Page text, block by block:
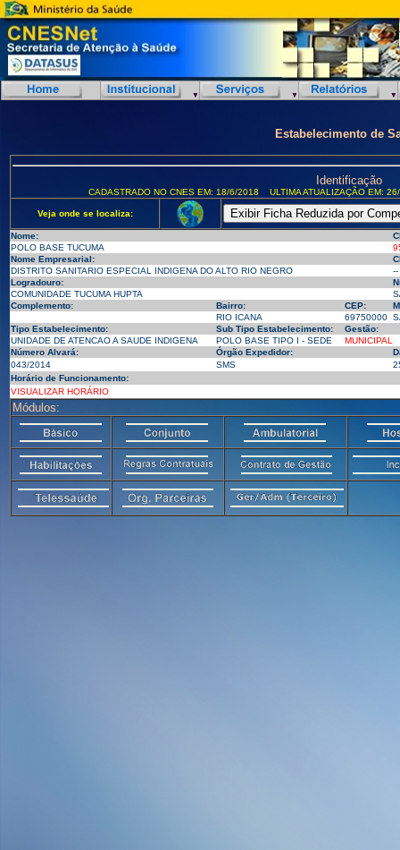
Estabelecimento de
Identificação
CADASTRADO NO CNES EM: 18/6/2018 ULTIMA ATUALIZAÇÃO EM:
Veja onde se localiza:
Nome:
POLO BASE TUCUMA
Nome Empresarial:
DISTRITO SANITARIO ESPECIAL INDIGENA DO ALTO RIO NEGRO
--
Logradouro:
COMUNIDADE TUCUMA HUPTA
Complemento:
Bairro: CEP:
RIO ICANA
69750000
Tipo Estabelecimento:
Sub Tipo Estabelecimento:
Gestão:
UNIDADE DE ATENCAO A SAUDE INDIGENA
POLO BASE TIPO I - SEDE
MUNICIPAL
Número Alvará:
Órgão Expedidor:
043/2014
SMS
Horário de Funcionamento:
VISUALIZAR HORÁRIO
Módulos: